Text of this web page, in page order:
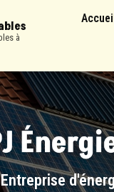
Entreprise